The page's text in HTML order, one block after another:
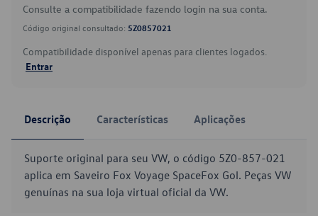
Consulte a compatibilidade fazendo login na sua conta.
Código original consultado: 5Z0857021
Compatibilidade disponível apenas para clientes logados.
Entrar
Descrição Características Aplicações
Suporte original para seu VW, o código 5Z0-857-021
aplica em Saveiro Fox Voyage SpaceFox Gol. Peças VW
genuínas na sua loja virtual oficial da VW.